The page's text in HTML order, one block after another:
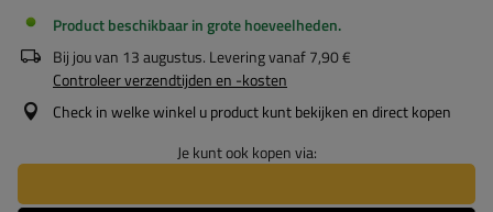
Product beschikbaar in grote hoeveelheden
Bij jou van 13 augustus. Levering vanaf7,90 €
Controleer verzendtijden en -kosten
Check in welke winkel u product kunt bekijken en direct kopen
Je kunt ook kopen via: